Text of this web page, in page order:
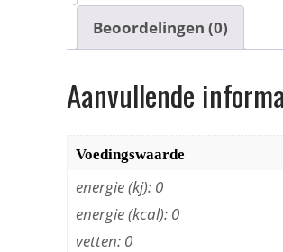
Beoordelingen (0)
Aanvullende
Voedingswaarde
energie (kj): 0
energie (kcal): 0
vetten: 0